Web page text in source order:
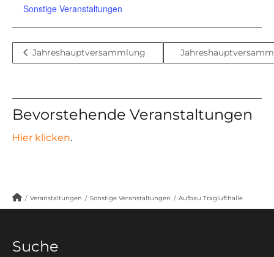
Sonstige Veranstaltungen
Jahreshauptversammlung
Bevorstehende Veranstaltungen
Hier klicken.
/ Veranstaltungen / Sonstige Veranstaltungen / Aufbau Traglufthalle
Suche